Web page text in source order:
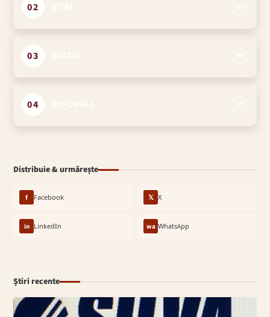
02
03
04
Distribuie & urmărește
f Facebook 𝕏 X
in LinkedIn wa WhatsApp
Știri recente